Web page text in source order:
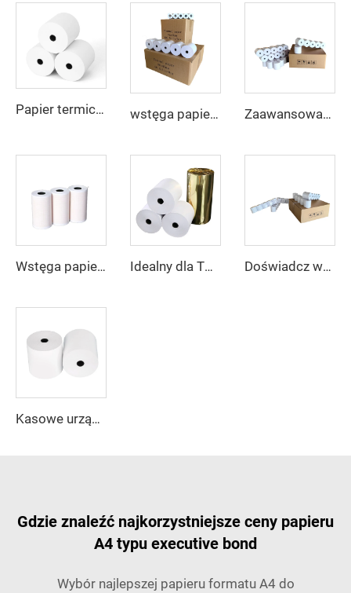
Papier termiczny 80*80, 57*40 mm w niskiej cenie i najwyższej jakości wstęga papieru 57 mm 80 mm, 80*80 mm, 80*79 mm, 80*65 mm, paragon, bankomat, kasyna POS, rejestrator fiskalny, producent papieru termicznego Zaawansowana wstęga papieru termicznego 80*80, wyraźne drukowanie, odpowiednia do maszyn POS, bankomatów i banków
Wstęga papieru termicznego 57*40 mm, 55x15, 80x65 paragonu do bankomatu, kasowego urządzenia fiskalnego, wstęga do rejestratora kasowego, producent papieru termicznego Idealny dla Twojego biznesu – wysokiej jakości i przystępny cenowo papier termiczny 80x60 mm Doświadcz wyjątkowej jakości druku z naszym wysokiej jakości i przystępnym cenowo papierem termicznym 80x70
Kasowe urządzenie fiskalne, bankomat, bank – 100% czysta masa drzewna, papier do rejestratora kasowego 80*80 mm, wstęga papieru do drukarki termicznej
Gdzie znaleźć najkorzystniejsze ceny papieru
A4 typu executive bond
Wybór najlepszej papieru formatu A4 do